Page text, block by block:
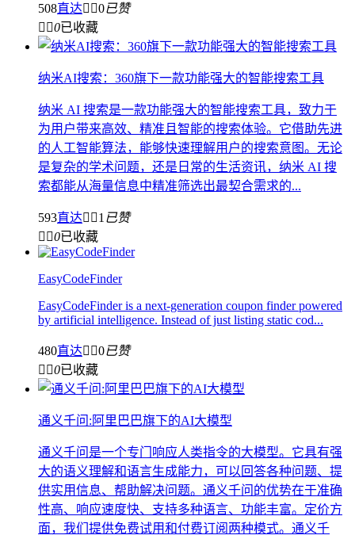
508直达 0已赞
 0已收藏
纳米AI搜索：360旗下一款功能强大的智能搜索工具
纳米 AI 搜索是一款功能强大的智能搜索工具，致力于
为用户带来高效、精准且智能的搜索体验。它借助先进
的人工智能算法，能够快速理解用户的搜索意图。无论
是复杂的学术问题，还是日常的生活资讯，纳米 AI 搜
索都能从海量信息中精准筛选出最契合需求的...
593直达 1 已赞
 0已收藏
EasyCodeFinder
EasyCodeFinder is a next-generation coupon finder powered
by artificial intelligence. Instead of just listing static cod...
480直达 0已赞
 0已收藏
通义千问:阿里巴巴旗下的AI大模型
通义千问是一个专门响应人类指令的大模型。它具有强
大的语义理解和语言生成能力，可以回答各种问题、提
供实用信息、帮助解决问题。通义千问的优势在于准确
性高、响应速度快、支持多种语言、功能丰富。定价方
面，我们提供免费试用和付费订阅两种模式。通义千